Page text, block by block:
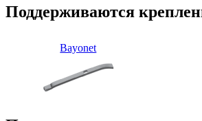
Поддерживаются
Bayonet